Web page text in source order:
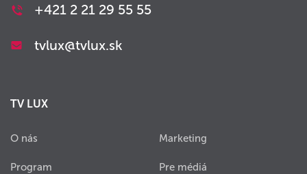
+421 2 21 29 55 55
tvlux@tvlux.sk
TV LUX
O nás
Program
Marketing
Pre médiá